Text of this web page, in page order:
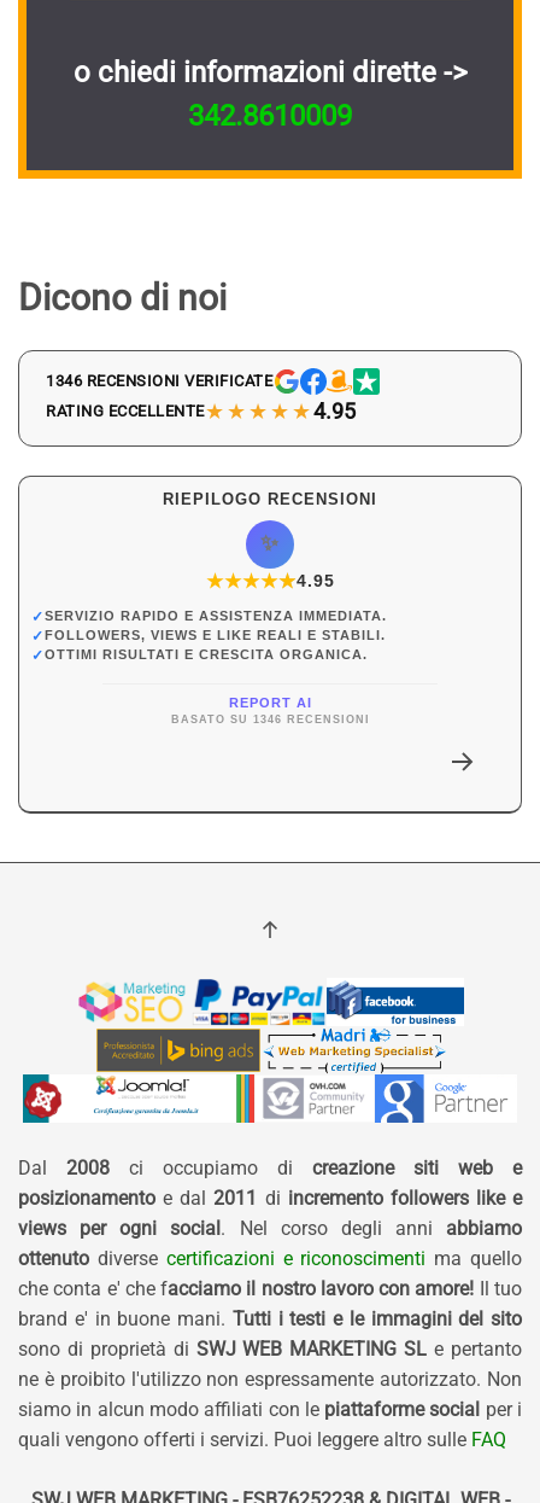
o chiedi informazioni dirette ->
342.8610009
Dicono di noi
1346 RECENSIONI VERIFICATE
RATING ECCELLENTE★★★★★4.95
RIEPILOGO RECENSIONI
✨
★★★★★
★4.95
✓SERVIZIO RAPIDO E ASSISTENZA IMMEDIATA.
✓FOLLOWERS, VIEWS E LIKE REALI E STABILI.
✓OTTIMI RISULTATI E CRESCITA ORGANICA.
REPORT AI
BASATO SU 1346 RECENSIONI
Dal 2008 ci occupiamo di creazione siti web e
posizionamento e dal 2011 di incremento followers like e
views per ogni social. Nel corso degli anni abbiamo
ottenuto diverse certificazioni e riconoscimenti ma quello
che conta e' che facciamo il nostro lavoro con amore! Il tuo
brand e' in buone mani. Tutti i testi e le immagini del sito
sono di proprietà di SWJ WEB MARKETING SL e pertanto
ne è proibito l'utilizzo non espressamente autorizzato. Non
siamo in alcun modo affiliati con le piattaforme social per i
quali vengono offerti i servizi. Puoi leggere altro sulle FAQ